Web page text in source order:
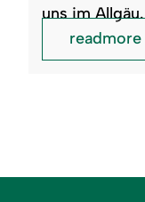
uns im Allgäu.
readmore